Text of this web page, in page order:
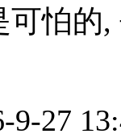
可怕的
9-27